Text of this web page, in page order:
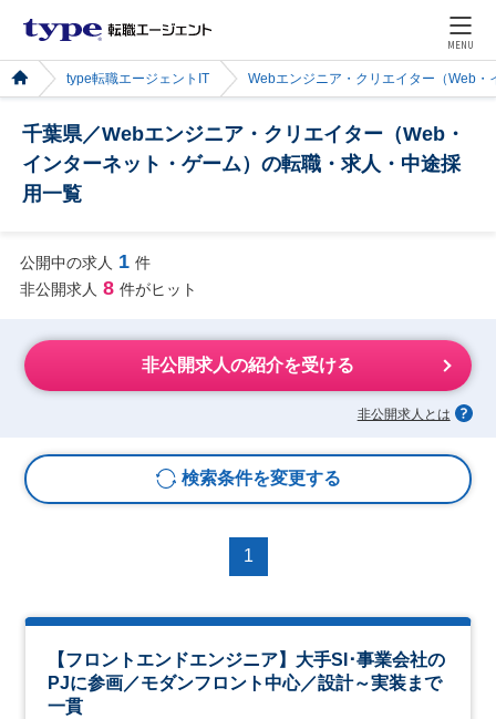
MENU
type転職エージェントIT Webエンジニア・クリエイター（Web・
千葉県／Webエンジニア・クリエイター（Web・
インターネット・ゲーム）の転職・求人・中途採
用一覧
公開中の求人 1 件
非公開求人 8 件がヒット
非公開求人の紹介を受ける
非公開求人とは
検索条件を変更する
1
【フロントエンドエンジニア】大手SI･事業会社の
PJに参画／モダンフロント中心／設計～実装まで
一貫